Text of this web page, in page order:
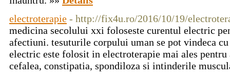
electroterapie - http://fix4u.ro/2016/10/19/
medicina secolului xxi foloseste curentul electric
afectiuni. tesuturile corpului uman se pot vindeca
electric este folosit in electroterapie mai ales
cefalea, constipatia, spondiloza si intinderile